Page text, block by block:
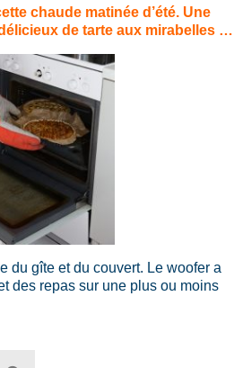
chaude matinée d’été. Une
de tarte aux mirabelles …
du gîte et du couvert. Le woofer a
des repas sur une plus ou moins